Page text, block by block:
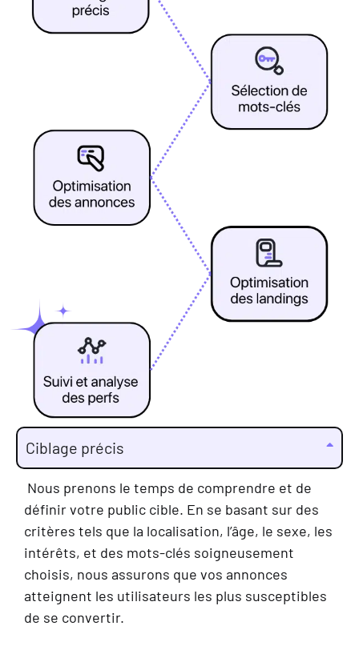
Ciblage précis
Nous prenons le temps de comprendre et de
définir votre public cible. En se basant sur des
critères tels que la localisation, l’âge, le sexe, les
intérêts, et des mots-clés soigneusement
choisis, nous assurons que vos annonces
atteignent les utilisateurs les plus susceptibles
de se convertir.